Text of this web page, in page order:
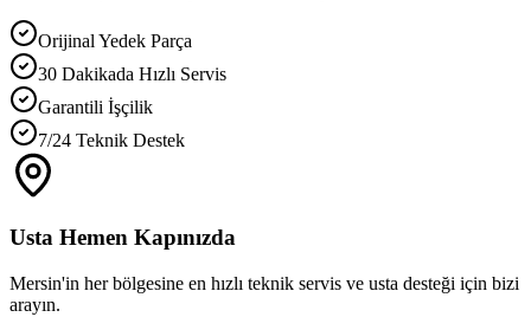
Orijinal Yedek Parça
30 Dakikada Hızlı Servis
Garantili İşçilik
7/24 Teknik Destek
Usta Hemen Kapınızda
Mersin'in her bölgesine en hızlı teknik servis ve usta desteği için bizi
arayın.